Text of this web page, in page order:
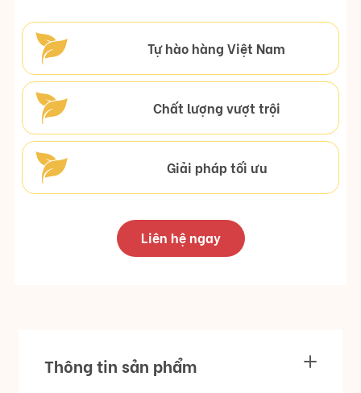
Tự hào hàng Việt Nam
Chất lượng vượt trội
Giải pháp tối ưu
Liên hệ ngay
Thông tin sản phẩm